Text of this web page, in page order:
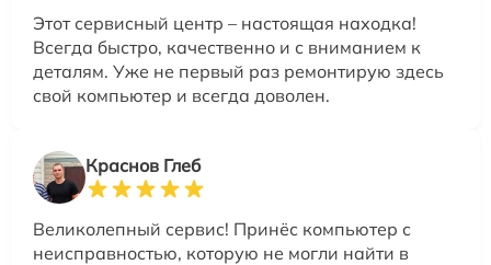
Этот сервисный центр – настоящая находка!
Всегда быстро, качественно и с вниманием к
деталям. Уже не первый раз ремонтирую здесь
свой компьютер и всегда доволен.
Краснов Глеб
Великолепный сервис! Принёс компьютер с
неисправностью, которую не могли найти в